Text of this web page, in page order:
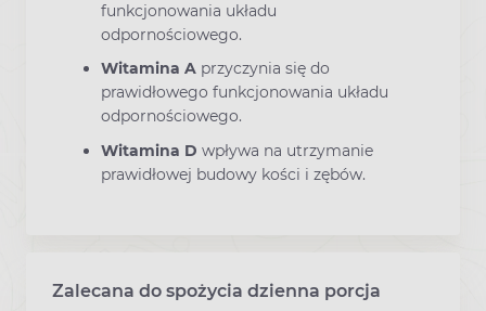
funkcjonowania układu
odpornościowego.
Witamina A przyczynia się do
prawidłowego funkcjonowania układu
odpornościowego.
Witamina D wpływa na utrzymanie
prawidłowej budowy kości i zębów.
Zalecana do spożycia dzienna porcja